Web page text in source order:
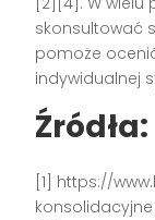
skonsultować
pomoże
indywidualnej
Źródła:
[1] https://
konsolidacyjne